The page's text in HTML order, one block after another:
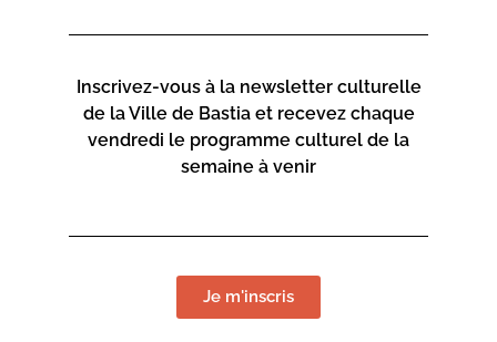
LIEU DE L'ÉVÉNEMENT
Mediateca Centru Cità
Inscrivez-vous à la newsletter culturelle
de la Ville de Bastia et recevez chaque
vendredi le programme culturel de la
semaine à venir
Je m'inscris